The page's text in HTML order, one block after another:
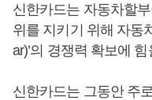
신한카드는 자동차할
위를 지키기 위해 자동
ar)’의 경쟁력 확보에
신한카드는 그동안 주